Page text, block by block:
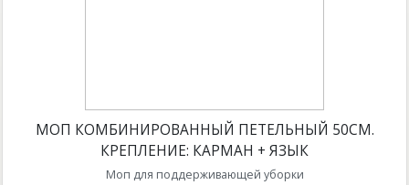
МОП КОМБИНИРОВАННЫЙ ПЕТЕЛЬНЫЙ 50СМ.
КРЕПЛЕНИЕ: КАРМАН + ЯЗЫК
Моп для поддерживающей уборки